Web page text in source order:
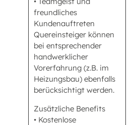
freundliches
Kundenauftreten
Quereinsteiger können
bei entsprechender
handwerklicher
Vorerfahrung (z.B. im
Heizungsbau) ebenfalls
berücksichtigt werden.
Zusätzliche Benefits
• Kostenlose